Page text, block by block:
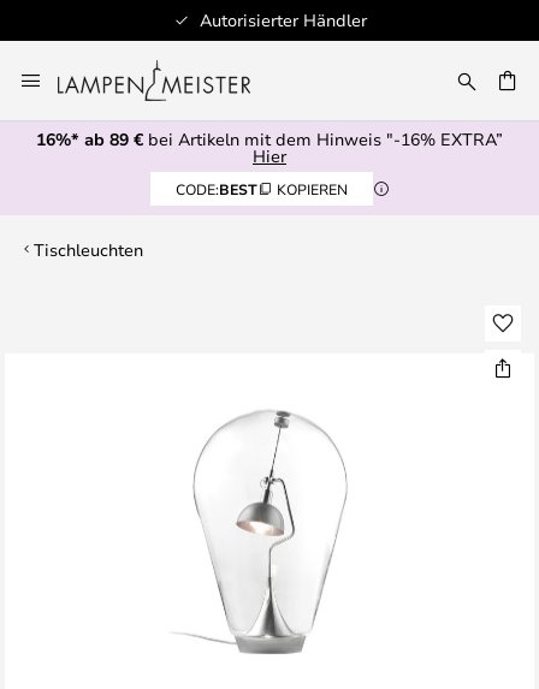
Autorisierter Händler
Inhalt
springen
16%* ab 89 € bei Artikeln mit dem Hinweis "-16% EXTRA”
Hier
CODE:BEST KOPIEREN
Tischleuchten